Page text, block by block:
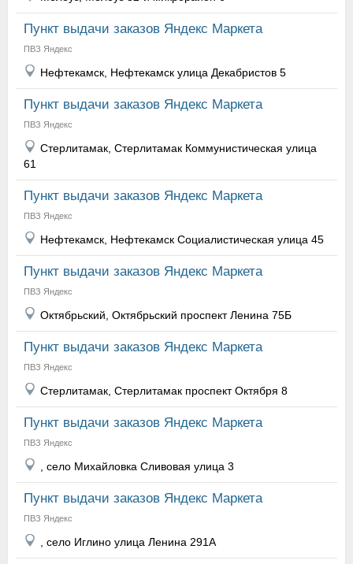
Пункт выдачи заказов Яндекс Маркета
ПВЗ Яндекс
Нефтекамск, Нефтекамск улица Декабристов 5
Пункт выдачи заказов Яндекс Маркета
ПВЗ Яндекс
Стерлитамак, Стерлитамак Коммунистическая улица
61
Пункт выдачи заказов Яндекс Маркета
ПВЗ Яндекс
Нефтекамск, Нефтекамск Социалистическая улица 45
Пункт выдачи заказов Яндекс Маркета
ПВЗ Яндекс
Октябрьский, Октябрьский проспект Ленина 75Б
Пункт выдачи заказов Яндекс Маркета
ПВЗ Яндекс
Стерлитамак, Стерлитамак проспект Октября 8
Пункт выдачи заказов Яндекс Маркета
ПВЗ Яндекс
, село Михайловка Сливовая улица 3
Пункт выдачи заказов Яндекс Маркета
ПВЗ Яндекс
, село Иглино улица Ленина 291А